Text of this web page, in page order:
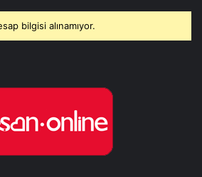
bilgisi alınamıyor.